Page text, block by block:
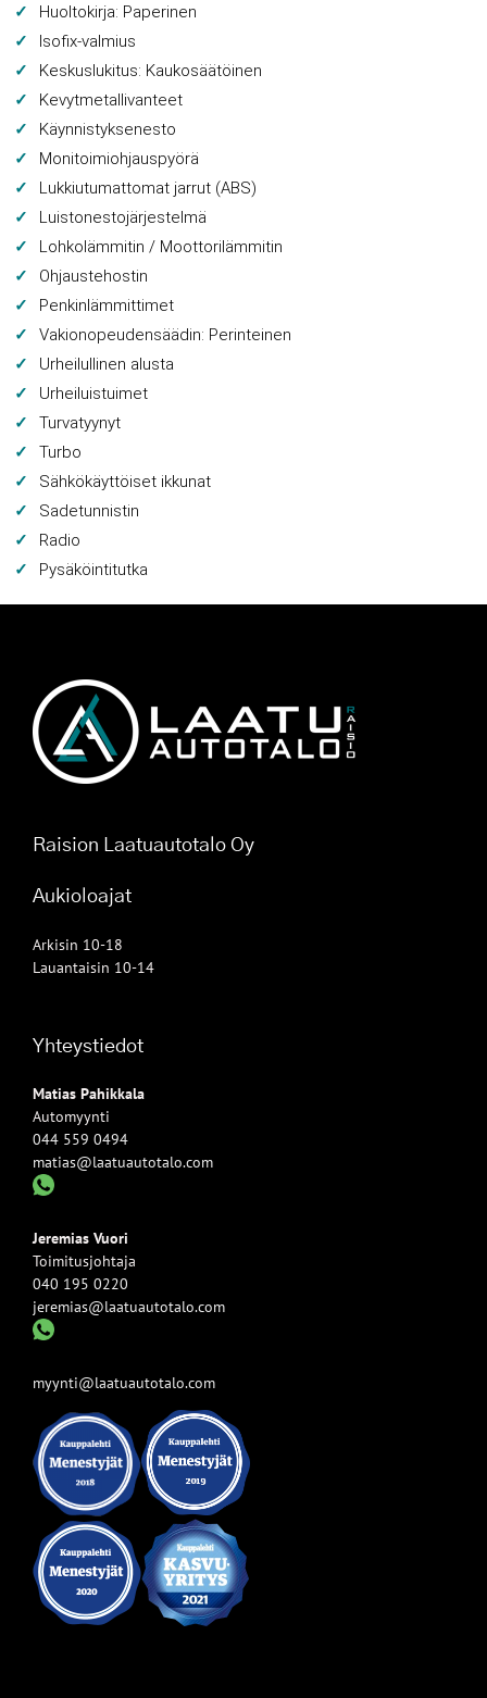
Huoltokirja: Paperinen
Isofix-valmius
Keskuslukitus: Kaukosäätöinen
Kevytmetallivanteet
Käynnistyksenesto
Monitoimiohjauspyörä
Lukkiutumattomat jarrut (ABS)
Luistonestojärjestelmä
Lohkolämmitin / Moottorilämmitin
Ohjaustehostin
Penkinlämmittimet
Vakionopeudensäädin: Perinteinen
Urheilullinen alusta
Urheiluistuimet
Turvatyynyt
Turbo
Sähkökäyttöiset ikkunat
Sadetunnistin
Radio
Pysäköintitutka
Raision Laatuautotalo Oy
Aukioloajat
Arkisin 10-18
Lauantaisin 10-14
Yhteystiedot
Matias Pahikkala
Automyynti
044 559 0494
matias@laatuautotalo.com
Jeremias Vuori
Toimitusjohtaja
040 195 0220
jeremias@laatuautotalo.com
myynti@laatuautotalo.com